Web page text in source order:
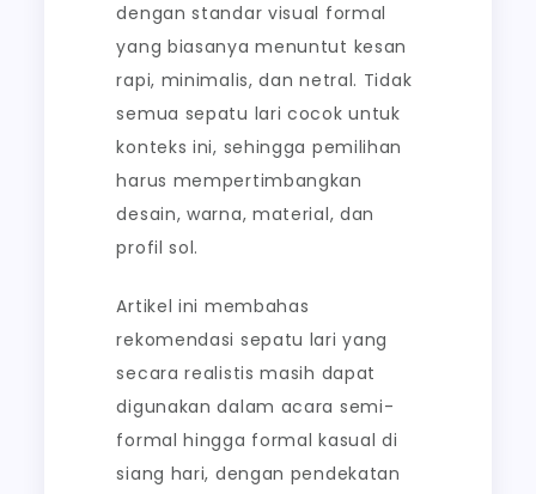
dengan standar visual formal
yang biasanya menuntut kesan
rapi, minimalis, dan netral. Tidak
semua sepatu lari cocok untuk
konteks ini, sehingga pemilihan
harus mempertimbangkan
desain, warna, material, dan
profil sol.
Artikel ini membahas
rekomendasi sepatu lari yang
secara realistis masih dapat
digunakan dalam acara semi-
formal hingga formal kasual di
siang hari, dengan pendekatan